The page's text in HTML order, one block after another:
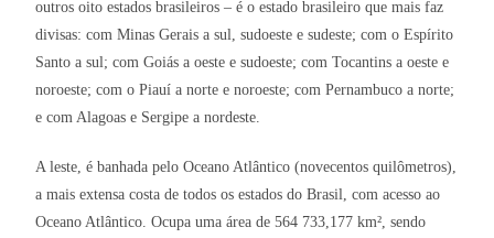
outros oito estados brasileiros – é o estado brasileiro que mais faz
divisas: com Minas Gerais a sul, sudoeste e sudeste; com o Espírito
Santo a sul; com Goiás a oeste e sudoeste; com Tocantins a oeste e
noroeste; com o Piauí a norte e noroeste; com Pernambuco a norte;
e com Alagoas e Sergipe a nordeste.
A leste, é banhada pelo Oceano Atlântico (novecentos quilômetros),
a mais extensa costa de todos os estados do Brasil, com acesso ao
Oceano Atlântico. Ocupa uma área de 564 733,177 km², sendo